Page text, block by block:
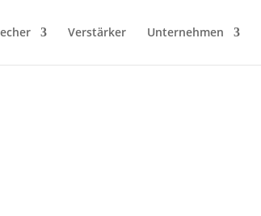
Verstärker Unternehmen